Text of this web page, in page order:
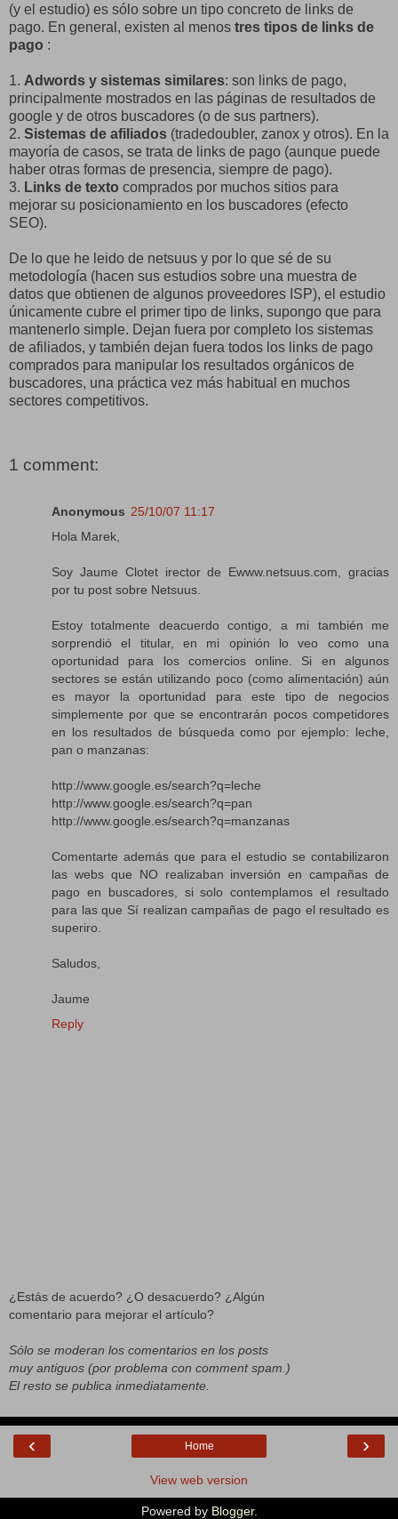
(y el estudio) es sólo sobre un tipo concreto de links de
pago. En general, existen al menos tres tipos de links de
pago :
1. Adwords y sistemas similares: son links de pago,
principalmente mostrados en las páginas de resultados de
google y de otros buscadores (o de sus partners).
2. Sistemas de afiliados (tradedoubler, zanox y otros). En la
mayoría de casos, se trata de links de pago (aunque puede
haber otras formas de presencia, siempre de pago).
3. Links de texto comprados por muchos sitios para
mejorar su posicionamiento en los buscadores (efecto
SEO).
De lo que he leido de netsuus y por lo que sé de su
metodología (hacen sus estudios sobre una muestra de
datos que obtienen de algunos proveedores ISP), el estudio
únicamente cubre el primer tipo de links, supongo que para
mantenerlo simple. Dejan fuera por completo los sistemas
de afiliados, y también dejan fuera todos los links de pago
comprados para manipular los resultados orgánicos de
buscadores, una práctica vez más habitual en muchos
sectores competitivos.
1 comment:
Anonymous 25/10/07 11:17
Hola Marek,
Soy Jaume Clotet irector de Ewww.netsuus.com, gracias
por tu post sobre Netsuus.
Estoy totalmente deacuerdo contigo, a mi también me
sorprendió el titular, en mi opinión lo veo como una
oportunidad para los comercios online. Si en algunos
sectores se están utilizando poco (como alimentación) aún
es mayor la oportunidad para este tipo de negocios
simplemente por que se encontrarán pocos competidores
en los resultados de búsqueda como por ejemplo: leche,
pan o manzanas:
http://www.google.es/search?q=leche
http://www.google.es/search?q=pan
http://www.google.es/search?q=manzanas
Comentarte además que para el estudio se contabilizaron
las webs que NO realizaban inversión en campañas de
pago en buscadores, si solo contemplamos el resultado
para las que Sí realizan campañas de pago el resultado es
superiro.
Saludos,
Jaume
Reply
¿Estás de acuerdo? ¿O desacuerdo? ¿Algún
comentario para mejorar el artículo?
Sólo se moderan los comentarios en los posts
muy antiguos (por problema con comment spam.)
El resto se publica inmediatamente.
‹ ›
Home
View web version
Powered by Blogger.